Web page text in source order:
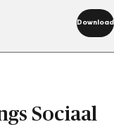
Download
Sociaal